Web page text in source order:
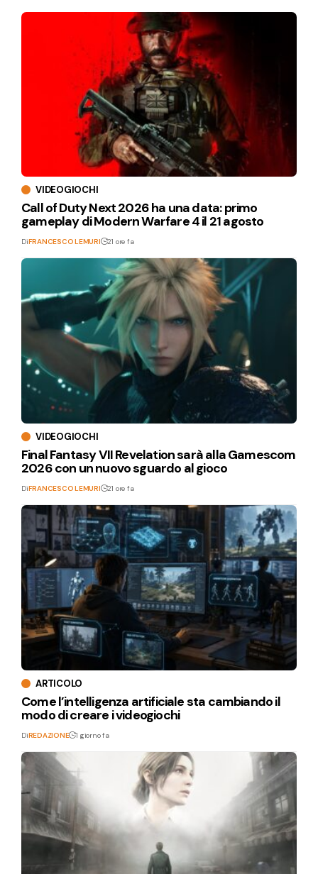
VIDEOGIOCHI
Call of Duty Next 2026 ha una data: primo
gameplay di Modern Warfare 4 il 21 agosto
DiFRANCESCO LEMURI 21 ore fa
VIDEOGIOCHI
Final Fantasy VII Revelation sarà alla Gamescom
2026 con un nuovo sguardo al gioco
DiFRANCESCO LEMURI 21 ore fa
ARTICOLO
Come l’intelligenza artificiale sta cambiando il
modo di creare i videogiochi
DiREDAZIONE 1 giorno fa